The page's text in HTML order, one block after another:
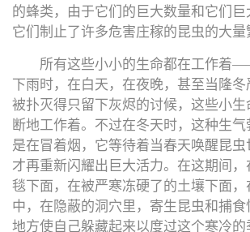
的蜂类，由于它们的巨大数量和它们巨
它们制止了许多危害庄稼的昆虫的大量
所有这些小小的生命都在工作着
下雨时，在白天，在夜晚，甚至当隆冬
被扑灭得只留下灰烬的讨候，这些小生
断地工作着。不过在冬天时，这种生
是在冒着烟，它等待着当春天唤醒昆
才再重新闪耀出巨大活力。在这期间
毯下面，在被严寒冻硬了的土壤下面，
中，在隐蔽的洞穴里，寄生昆虫和捕食
地方使自己躲藏起来以度过这个寒冷的